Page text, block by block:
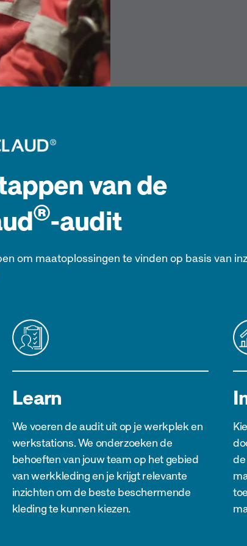
van de
®-audit
om maatoplossingen te vinden op basis van
Learn
We voeren de audit uit op je werkplek en
werkstations. We onderzoeken de
behoeften van jouw team op het gebied
van werkkleding en je krijgt relevante
inzichten om de beste beschermende
kleding te kunnen kiezen.